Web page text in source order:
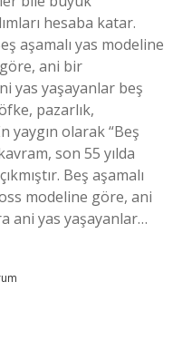
hesaba katar.
aşamalı yas modeline
ani bir
yas yaşayanlar beş
pazarlık,
yaygın olarak “Beş
son 55 yılda
Beş aşamalı
modeline göre, ani
ani yas yaşayanlar…